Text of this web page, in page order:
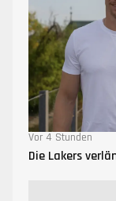
Vor 4 Stunden
Die Lakers